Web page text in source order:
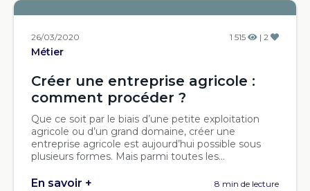
26/03/2020 1 515 | 2
Métier
Créer une entreprise agricole :
comment procéder ?
Que ce soit par le biais d’une petite exploitation
agricole ou d’un grand domaine, créer une
entreprise agricole est aujourd’hui possible sous
plusieurs formes. Mais parmi toutes les...
En savoir + 8 min de lecture